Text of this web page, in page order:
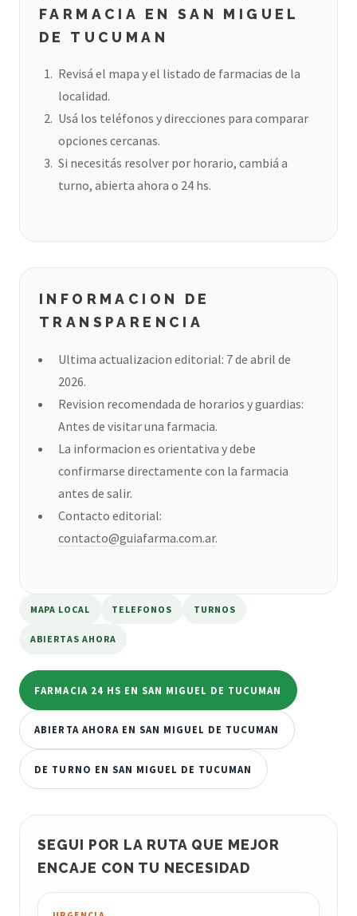
FARMACIA EN SAN MIGUEL
DE TUCUMAN
Revisá el mapa y el listado de farmacias de la
localidad.
Usá los teléfonos y direcciones para comparar
opciones cercanas.
Si necesitás resolver por horario, cambiá a
turno, abierta ahora o 24 hs.
INFORMACION DE
TRANSPARENCIA
Ultima actualizacion editorial: 7 de abril de
2026.
Revision recomendada de horarios y guardias:
Antes de visitar una farmacia.
La informacion es orientativa y debe
confirmarse directamente con la farmacia
antes de salir.
Contacto editorial:
contacto@guiafarma.com.ar.
MAPA LOCAL TELEFONOS TURNOS
ABIERTAS AHORA
FARMACIA 24 HS EN SAN MIGUEL DE TUCUMAN
ABIERTA AHORA EN SAN MIGUEL DE TUCUMAN
DE TURNO EN SAN MIGUEL DE TUCUMAN
SEGUI POR LA RUTA QUE MEJOR
ENCAJE CON TU NECESIDAD